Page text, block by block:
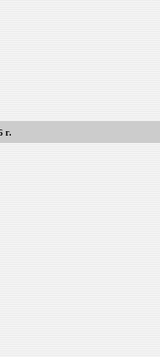
г.